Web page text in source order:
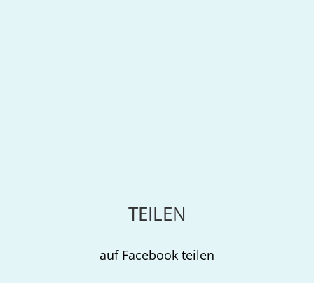
TEILEN
auf Facebook teilen